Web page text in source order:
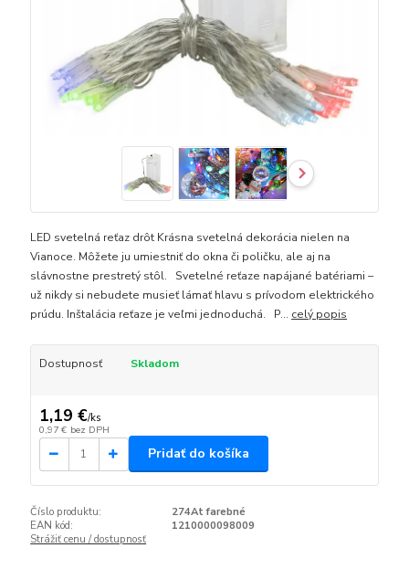
LED svetelná reťaz drôt Krásna svetelná dekorácia nielen na
Vianoce. Môžete ju umiestniť do okna či poličku, ale aj na
slávnostne prestretý stôl. Svetelné reťaze napájané batériami –
už nikdy si nebudete musieť lámať hlavu s prívodom elektrického
prúdu. Inštalácia reťaze je veľmi jednoduchá. P... celý popis
Dostupnosť Skladom
1,19 €/ks
0,97 € bez DPH
Pridať do košíka
Číslo produktu:
274At farebné
EAN kód:
1210000098009
Strážiť cenu / dostupnosť